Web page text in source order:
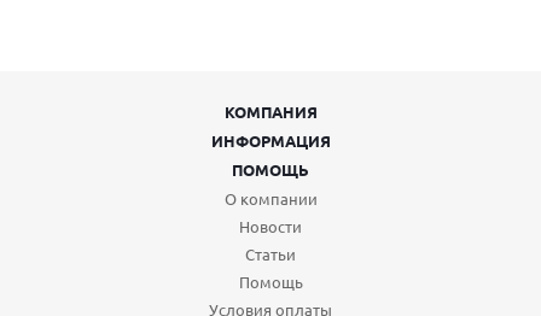
КОМПАНИЯ
ИНФОРМАЦИЯ
ПОМОЩЬ
О компании
Новости
Статьи
Помощь
Условия оплаты